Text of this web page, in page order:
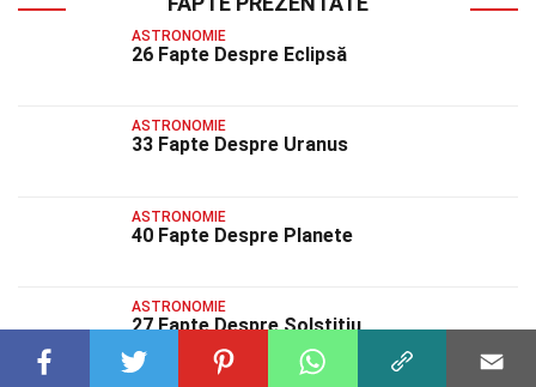
ASTRONOMIE
26 Fapte Despre Eclipsă
ASTRONOMIE
33 Fapte Despre Uranus
ASTRONOMIE
40 Fapte Despre Planete
ASTRONOMIE
27 Fapte Despre Solstițiu